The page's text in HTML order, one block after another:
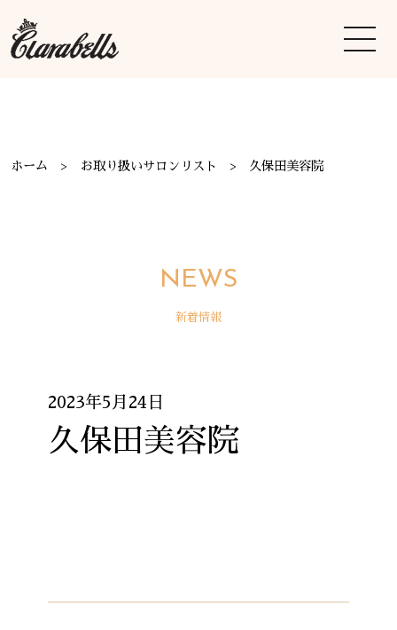
ホーム お取り扱いサロンリスト 久保田美容院
NEWS
新着情報
2023年5月24日
久保田美容院